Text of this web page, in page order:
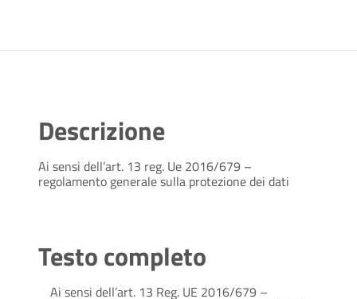
Descrizione
Ai sensi dell’art. 13 reg. Ue 2016/679 –
regolamento generale sulla protezione dei dati
Testo completo
Ai sensi dell’art. 13 Reg. UE 2016/679 –